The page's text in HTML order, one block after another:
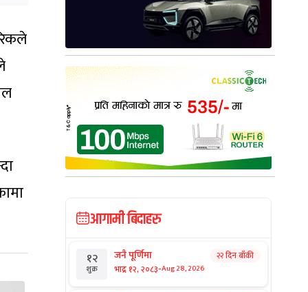
आगामी बिदाहरु
१२
शुक्र
जनै पूर्णिमा
भाद्र १२, २०८३-Aug 28, 2026
२२ दिन बाँकी